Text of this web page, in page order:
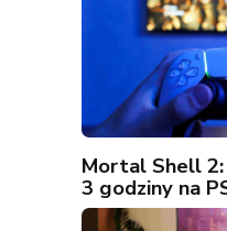
Mortal Shell
3 godziny na